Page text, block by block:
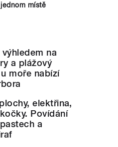
místě
na
a plážový
moře nabízí
elektřina,
Povídání
a